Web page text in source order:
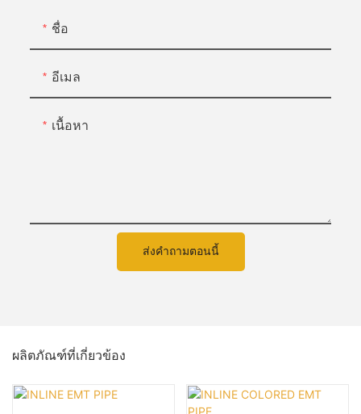
ชื่อ
อีเมล
เนื้อหา
ส่งคำถามตอนนี้
ผลิตภัณฑ์ที่เกี่ยวข้อง